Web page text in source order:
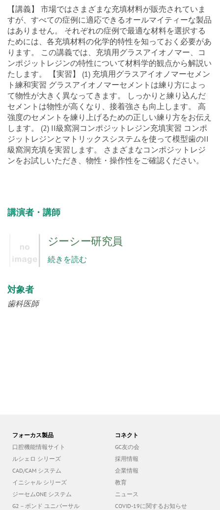
【講義】 市場ではさまざまな充填材料が販売されていま
すが、すべての症例に適応できるオールマイティーな製品
はありません。 それぞれの症例で最適な材料を選択する
ためには、各充填材料の化学的特性を知っておく必要があ
ります。 この講義では、充填用グラスアイオノマー、コ
ンポジットレジンの特性について材料学的観点から解説い
たします。 【実習】 (1) 充填用グラスアイオノマーセメン
ト練和実習 グラスアイオノマーセメントは練り方によっ
て物性が大きく異なってきます。 しっかりと練り込んだ
セメントは物性が高くなり、接着強さも向上します。 高
強度のセメントを練り上げるための正しい練り方をお伝え
します。 (2) II級窩洞コンポジットレジン充填実習 コンポ
ジットレジンとマトリックスシステムを使って模型歯のII
級窩洞充填を実習します。 さまざまなコンポジットレジ
ンをお試しいただき、物性・操作性をご確認ください。
講演者・講師
ジーシー研究員
続きを読む
対象者
歯科医師
フォーカス製品
口腔機能情報サイト
ルシェロ シリーズ
CAD/CAM システム
イニシャル シリーズ
ジーセムONE システム
G2－ボンド ユニバーサル
コネクト
GC友の会
採用情報
企業情報
教育
ニュース
COVID-19に関するお知らせ